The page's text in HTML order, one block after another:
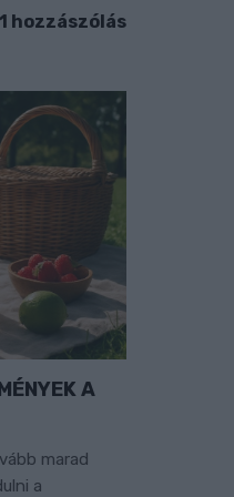
1 hozzászólás
A
marad
a